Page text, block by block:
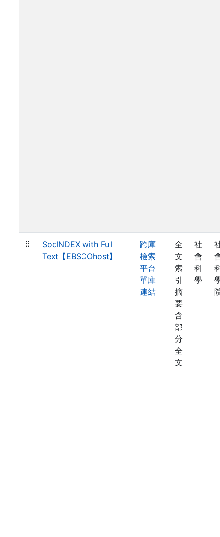
⠿
SocINDEX with Full
Text【EBSCOhost】
跨庫
檢索
平台
單庫
連結
全
文
索
引
摘
要
含
部
分
全
文
社
會
科
學